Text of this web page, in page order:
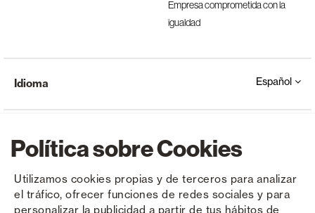
Política sobre Cookies
Utilizamos cookies propias y de terceros para analizar
el tráfico, ofrecer funciones de redes sociales y para
personalizar la publicidad a partir de tus hábitos de
Empresa comprometida con la
igualdad
Copyright © Saxun 2023 - 2026 Política de privacidad Aviso legal Cookies
Idioma Español